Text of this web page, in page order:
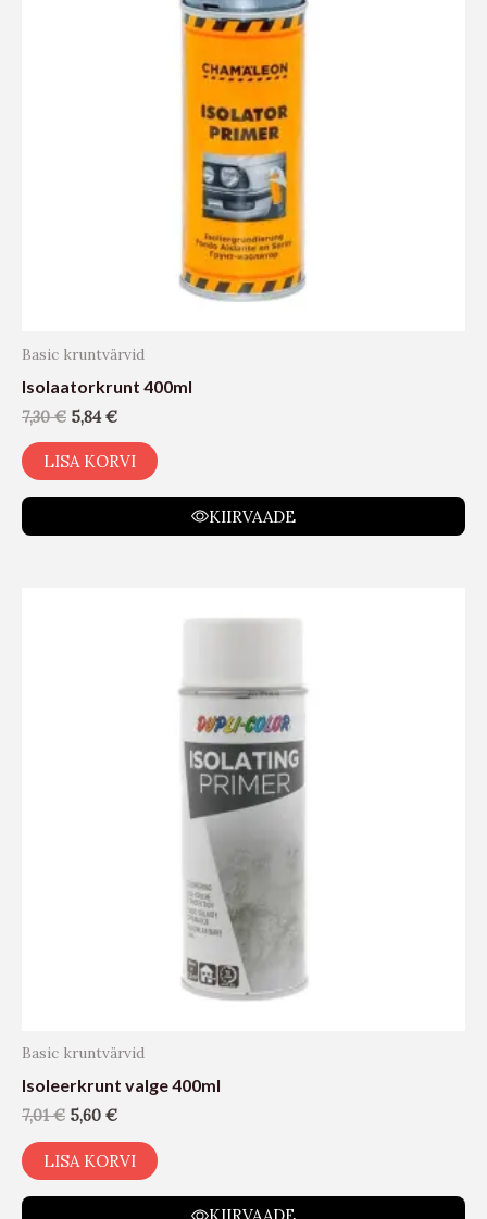
Basic kruntvärvid
Isolaatorkrunt 400ml
7,30€ 5,84€
LISA KORVI
KIIRVAADE
Basic kruntvärvid
Isoleerkrunt valge 400ml
7,01€ 5,60 €
LISA KORVI